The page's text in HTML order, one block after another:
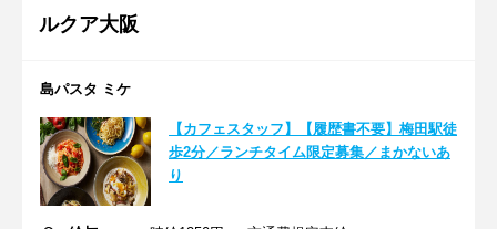
ルクア大阪
島パスタ ミケ
【カフェスタッフ】【履歴書不要】梅田駅徒
歩2分／ランチタイム限定募集／まかないあ
り